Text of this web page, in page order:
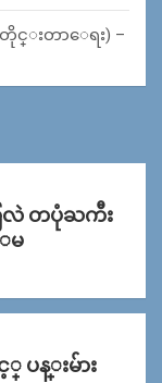
းတာေရး) –
လဲ တပုံႀကီး
မ
ပန္းမ်ား